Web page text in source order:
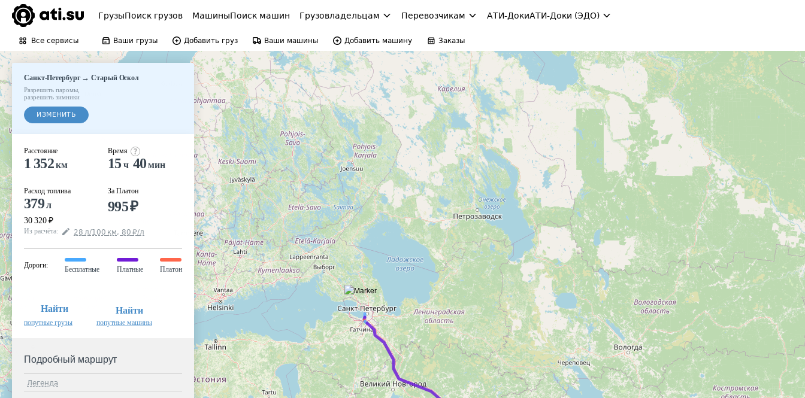
ГрузыПоиск грузов МашиныПоиск машин Грузовладельцам Перевозчикам АТИ-ДокиАТИ-Доки (ЭДО)
Все сервисы Ваши грузы Добавить груз Ваши машины Добавить машину Заказы
Санкт-Петербург→Старый Оскол
Разрешить паромы
разрешить зимники
ИЗМЕНИТЬ
Расстояние
1 352км
Расход топлива
379л
30 320 ₽
Время
15 ч 40 мин
За Платон
995₽
Из расчёта: 28 л/100 км, 80 ₽/л
Дороги:
Бесплатные Платные Платон
Найти
попутные грузы
Найти
попутные машины
Подробный маршрут
Легенда